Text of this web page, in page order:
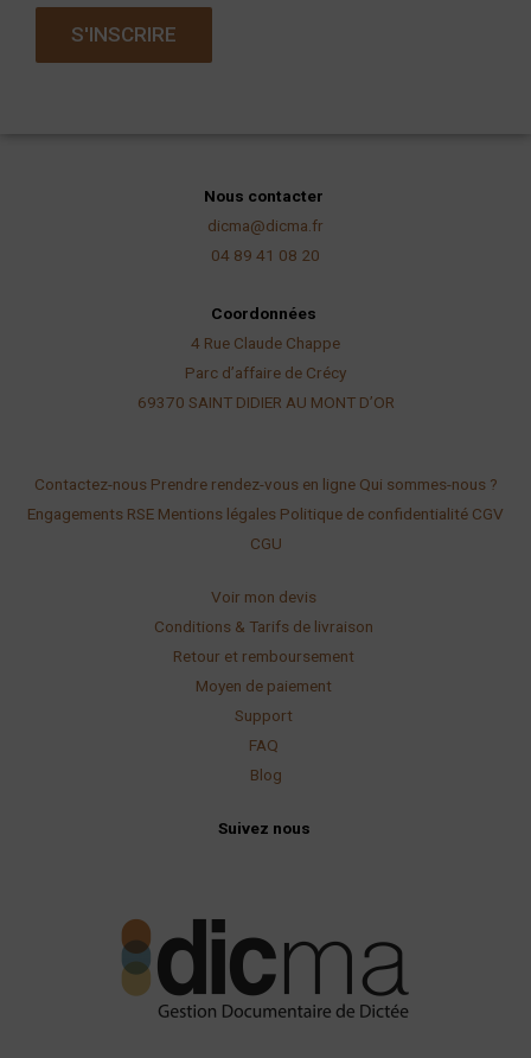
a
S'INSCRIRE
Nous contacter
dicma@dicma.fr
04 89 41 08 20
Coordonnées
4 Rue Claude Chappe
Parc d’affaire de Crécy
69370 SAINT DIDIER AU MONT D’OR
Contactez-nous Prendre rendez-vous en ligne Qui sommes-nous ?
Engagements RSE Mentions légales Politique de confidentialité CGV
CGU
Voir mon devis
Conditions & Tarifs de livraison
Retour et remboursement
Moyen de paiement
Support
FAQ
Blog
Suivez nous